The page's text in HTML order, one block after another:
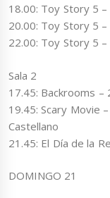
18.00: Toy Story 5
20.00: Toy Story 5
22.00: Toy Story 5
Sala 2
17.45: Backrooms –
19.45: Scary Movie
Castellano
21.45: El Día de la
DOMINGO 21